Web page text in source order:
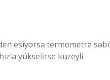
esiyorsa termometre
yükselirse kuzeyli